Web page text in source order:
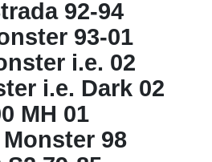
92-94
93-01
i.e. 02
i.e. Dark 02
MH 01
Monster 98